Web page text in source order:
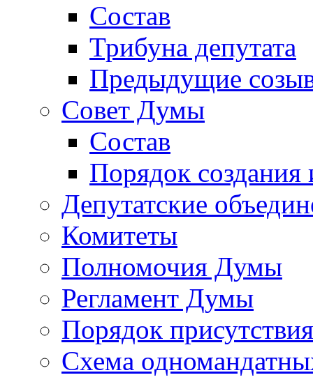
Состав
Трибуна депутата
Предыдущие
Совет Думы
Состав
Порядок создания
Депутатские
Комитеты
Полномочия Думы
Регламент Думы
Порядок
Схема